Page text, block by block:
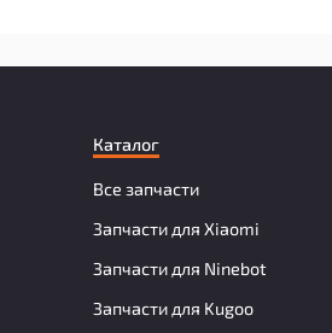
Каталог
Все запчасти
Запчасти для Xiaomi
Запчасти для Ninebot
Запчасти для Kugoo